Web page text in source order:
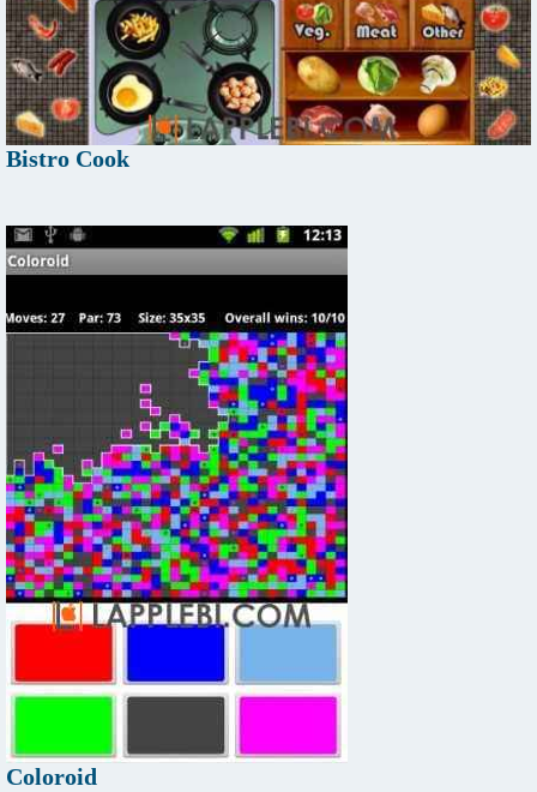
Bistro Cook
Coloroid